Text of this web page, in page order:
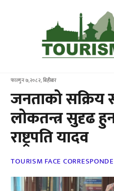
फाल्गुन ७,२०८२, बिहीबार
जनताको सक्रिय
लोकतन्त्र सुदृढ
राष्ट्रपति यादव
TOURISM FACE